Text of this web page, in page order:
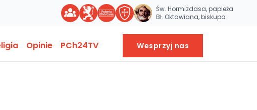
Św. Hormizdasa, papieża
Bł. Oktawiana, biskupa
Opinie PCh24TV Wesprzyj nas